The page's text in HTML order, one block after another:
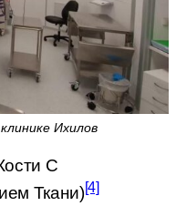
Ихилов
С
Ткани)[4]